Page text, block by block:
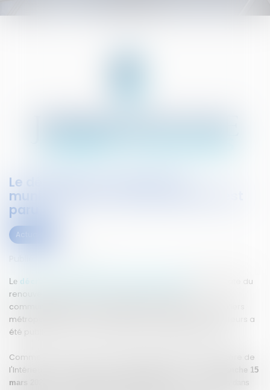
Le décret pour les élections
municipales et communautaires est
paru
Actualités
Le d
fixant la date du
renouvellement des conseillers municipaux et
communautaires, des conseillers de Paris et des conseillers
métropolitains de Lyon, et portant convocation des électeurs a
été publié au Journal Officiel du jeudi 5 septembre 2019.
Comme annoncé par communiqué de presse du ministère de
l'Intérieur, il
dimanche 15
mars 2020
dans les communes dans